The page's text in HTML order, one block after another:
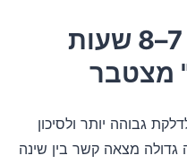
הרגל 4: שינה של 7–8 שעות
מצטבר
גבוהה יותר ולסיכון
גדולה מצאה קשר בין שינה